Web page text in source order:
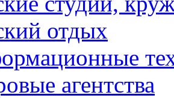
отдых
агентства